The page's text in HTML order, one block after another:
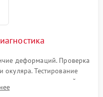
деформаций. Проверка
окуляра. Тестирование
кольца отстройки
сколов, внутренних